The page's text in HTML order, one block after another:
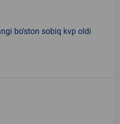
bo'ston sobiq kvp oldi